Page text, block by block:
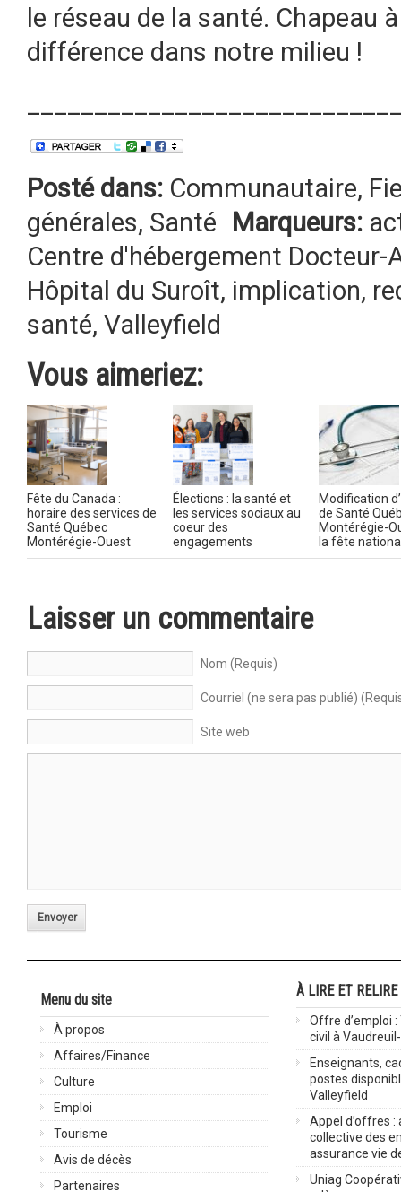
le réseau de la santé. Chapeau
différence dans notre milieu !
Posté dans: Communautaire,
générales, Santé Marqueurs:
Centre d'hébergement Docteur-
Hôpital du Suroît, implication,
santé, Valleyfield
Vous aimeriez:
Fête du Canada :
horaire des services de
Santé Québec
Montérégie-Ouest
Élections : la santé et
les services sociaux au
coeur des
engagements
Modification
de Santé
Montérégie-
la fête
Laisser un commentaire
Nom (Requis)
Courriel (ne sera pas publié)
Site web
Envoyer
Menu du site
À propos
Affaires/Finance
Culture
Emploi
Tourisme
Avis de décès
Partenaires
À LIRE ET RELIRE
Offre d’emploi
civil à
Enseignants,
postes
Valleyfield
Appel d’offres :
collective des
assurance vie
Uniag